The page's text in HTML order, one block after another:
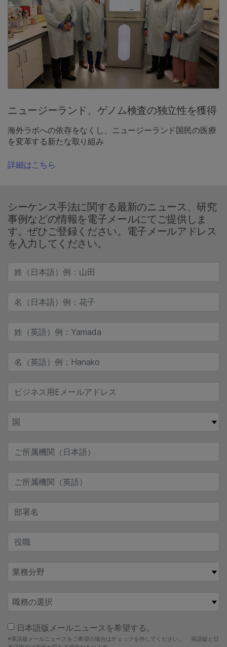
ニュージーランド、ゲノム検査の独立性を獲得
海外ラボへの依存をなくし、ニュージーランド国民の医療
を変革する新たな取り組み
詳細はこちら
シーケンス手法に関する最新のニュース、研究
事例などの情報を電子メールにてご提供しま
す。ぜひご登録ください。電子メールアドレス
を入力してください。